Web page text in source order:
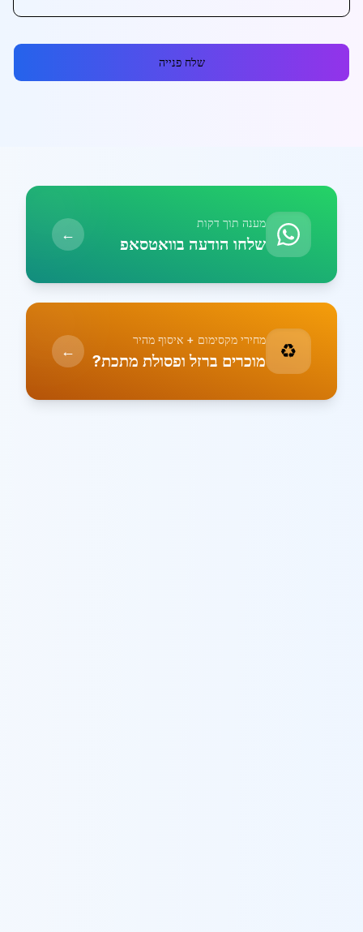
שלח פנייה
מענה תוך דקות
שלחו הודעה בוואטסאפ ←
♻️ מחירי מקסימום + איסוף מהיר
מוכרים ברזל ופסולת מתכת? ←